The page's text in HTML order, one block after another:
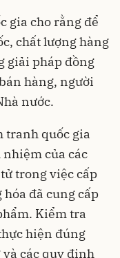
gia cho rằng để
chất lượng hàng
giải pháp đồng
hàng, người
nước.
tranh quốc gia
của các
trong việc cấp
đã cung cấp
Kiểm tra
hiện đúng
các quy định